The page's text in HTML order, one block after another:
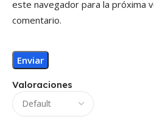
Valoraciones
este navegador para la próxima
comentario.